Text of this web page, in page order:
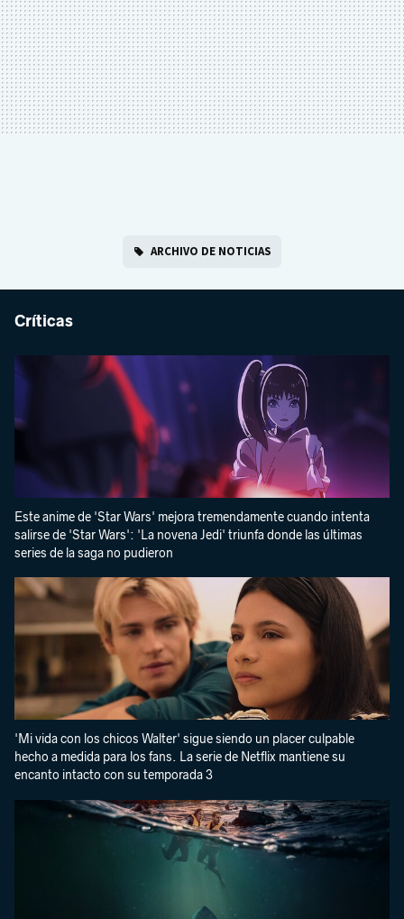
ARCHIVO DE NOTICIAS
Críticas
Este anime de 'Star Wars' mejora tremendamente cuando intenta
salirse de 'Star Wars': 'La novena Jedi' triunfa donde las últimas
series de la saga no pudieron
'Mi vida con los chicos Walter' sigue siendo un placer culpable
hecho a medida para los fans. La serie de Netflix mantiene su
encanto intacto con su temporada 3